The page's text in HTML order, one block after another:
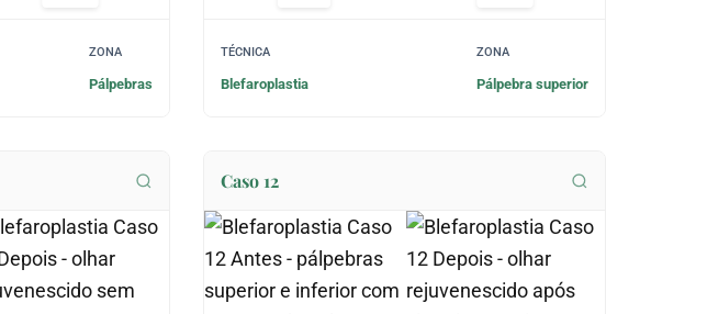
ZONA
Pálpebras
TÉCNICA
Blefaroplastia
ZONA
Pálpebra superior
Caso 12